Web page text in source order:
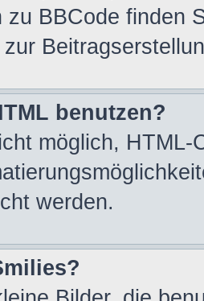
zu BBCode finden
benutzen?
möglich,
werden.